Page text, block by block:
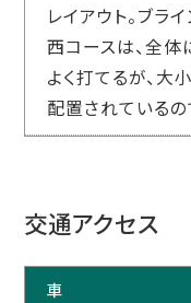
レイアウト。ブラ
西コースは、全
よく打てるが、
配置されている
交通アクセス
車